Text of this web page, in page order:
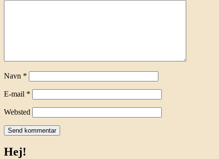
Navn *
E-mail *
Websted
Hej!